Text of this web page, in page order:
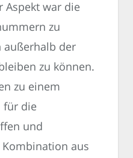
Aspekt war die
zu
außerhalb der
zu können.
zu einem
für die
und
aus